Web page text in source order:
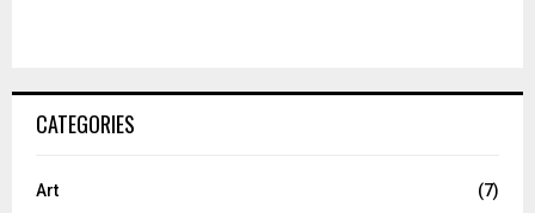
CATEGORIES
Art
(7)